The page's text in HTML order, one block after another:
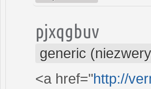
pjxqgbuv
generic
<a href="http://